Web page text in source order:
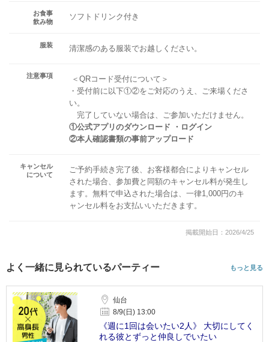
お食事
飲み物
ソフトドリンク付き
服装 清潔感のある服装でお越しください。
注意事項
＜QRコード受付について＞
・受付前に以下①②をご対応のうえ、ご来場くださ
い。
完了していない場合は、ご参加いただけません。
①公式アプリのダウンロード ・ログイン
②本人確認書類の事前アップロード
キャンセル
について
ご予約手続き完了後、お客様都合によりキャンセル
された場合、参加費と同額のキャンセル料が発生し
ます。無料で申込された場合は、一律1,000円のキ
ャンセル料をお支払いいただきます。
掲載開始日：2026/4/25
よく一緒に見られているパーティー もっと見る
仙台
8/9(日) 13:00
《週に1回は会いたい2人》 大切にしてく
れる彼とずっと仲良しでいたい